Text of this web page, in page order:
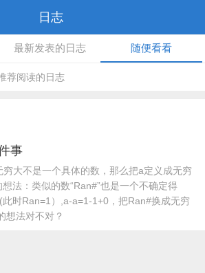
日志
最新发表的日志 随便看看
荐阅读的日志
事
大不是一个具体的数，那么把a定义成无穷
法：类似的数“Ran#”也是一个不确定得
时Ran=1）,a-a=1-1+0，把Ran#换成无穷
想法对不对？